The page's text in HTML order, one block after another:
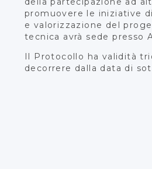
promuovere le iniziative
e valorizzazione del
tecnica avrà sede presso
Il Protocollo ha validità
decorrere dalla data di